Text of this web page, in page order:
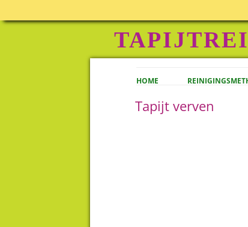
HOME
Tapijt verven